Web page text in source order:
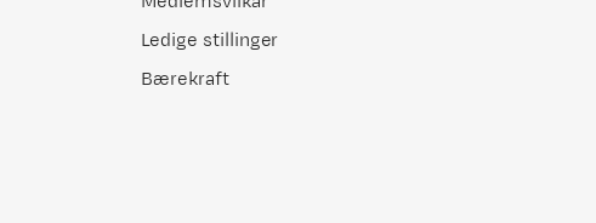
Ledige stillinger
Bærekraft